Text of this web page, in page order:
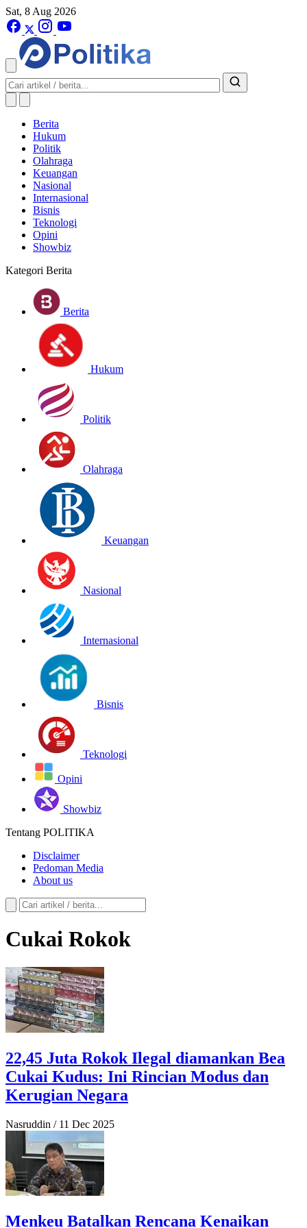
Sat, 8 Aug 2026
Berita
Hukum
Politik
Olahraga
Keuangan
Nasional
Internasional
Bisnis
Teknologi
Opini
Showbiz
Kategori Berita
Berita
Hukum
Politik
Olahraga
Keuangan
Nasional
Internasional
Bisnis
Teknologi
Opini
Showbiz
Tentang POLITIKA
Disclaimer
Pedoman Media
About us
Cukai Rokok
22,45 Juta Rokok Ilegal diamankan Bea
Cukai Kudus: Ini Rincian Modus dan
Kerugian Negara
Nasruddin / 11 Dec 2025
Menkeu Batalkan Rencana Kenaikan